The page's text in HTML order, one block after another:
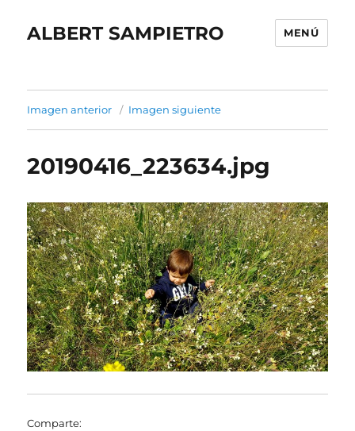
ALBERT SAMPIETRO MENÚ
Imagen anterior Imagen siguiente
20190416_223634.jpg
Comparte: